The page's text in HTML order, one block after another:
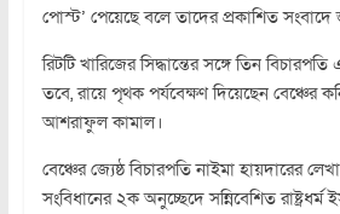
পোস্ট’ পেয়েছে বলে তাদের প্রকাশিত সংবাদে
রিটটি খারিজের সিদ্ধান্তের সঙ্গে তিন
তবে, রায়ে পৃথক পর্যবেক্ষণ দিয়েছেন বেঞ্চের
আশরাফুল কামাল।
বেঞ্চের জ্যেষ্ঠ বিচারপতি নাইমা হায়দারের
সংবিধানের ২ক অনুচ্ছেদে সন্নিবেশিত